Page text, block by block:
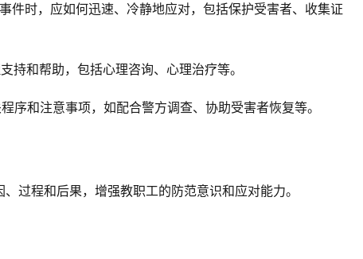
件时，应如何迅速、冷静地应对，包括保护受害者、收集证
持和帮助，包括心理咨询、心理治疗等。
序和注意事项，如配合警方调查、协助受害者恢复等。
过程和后果，增强教职工的防范意识和应对能力。